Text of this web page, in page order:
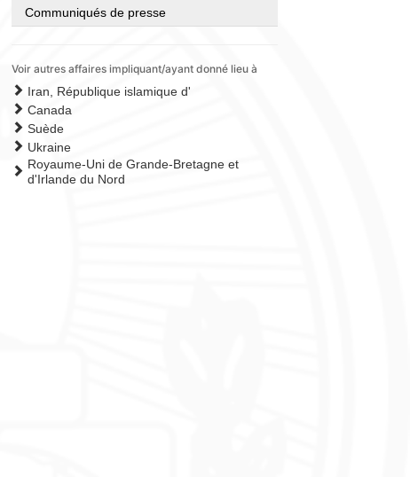
Communiqués de presse
Voir autres affaires impliquant/ayant donné lieu à
Iran, République islamique d'
Canada
Suède
Ukraine
Royaume-Uni de Grande-Bretagne et
d'Irlande du Nord